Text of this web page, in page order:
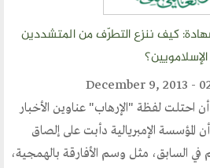
كيف ننزع التطرّف من المتشددين
الإسلامويين؟
احتلت لفظة "الإرهاب" عناوين الأخبار
المؤسسة الإمبريالية دأبت على إلصاق
السابق، مثل وسم الأفارقة بالهمجية،